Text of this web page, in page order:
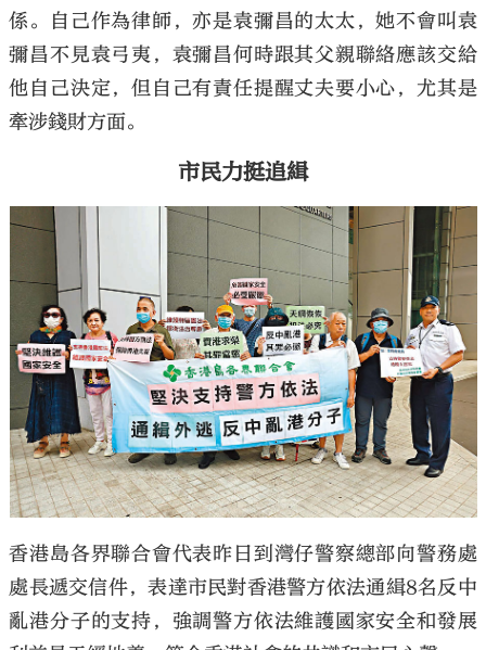
係。自己作為律師，亦是袁彌昌的太太，她不會叫袁
彌昌不見袁弓夷，袁彌昌何時跟其父親聯絡應該交給
他自己決定，但自己有責任提醒丈夫要小心，尤其是
牽涉錢財方面。
市民力挺追緝
香港島各界聯合會代表昨日到灣仔警察總部向警務處
處長遞交信件，表達市民對香港警方依法通緝8名反中
亂港分子的支持，強調警方依法維護國家安全和發展